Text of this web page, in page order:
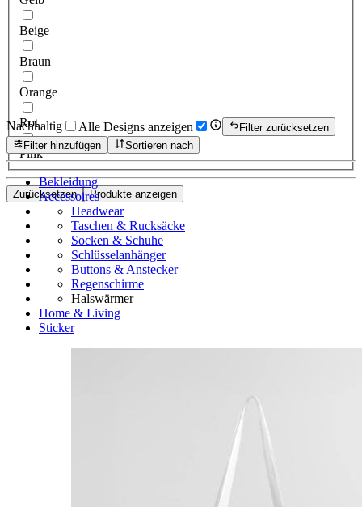
Beige
Braun
Orange
Rot
Pink
Zurücksetzen Produkte anzeigen
Nachhaltig Alle Designs anzeigen
Filter zurücksetzen
Filter hinzufügen
Sortieren nach
Bekleidung
Accessoires
Headwear
Taschen & Rucksäcke
Socken & Schuhe
Schlüsselanhänger
Buttons & Anstecker
Regenschirme
Halswärmer
Home & Living
Sticker